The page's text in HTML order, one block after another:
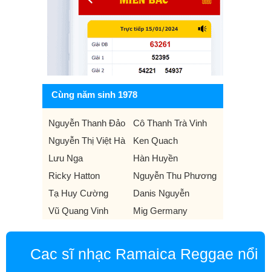
Cùng năm sinh 1978
Nguyễn Thanh Đảo
Cô Thanh Trà Vinh
Nguyễn Thị Việt Hà
Ken Quach
Lưu Nga
Hàn Huyền
Ricky Hatton
Nguyễn Thu Phương
Tạ Huy Cường
Danis Nguyễn
Vũ Quang Vinh
Mig Germany
Cac sĩ nhạc Ramaica Reggae nổi